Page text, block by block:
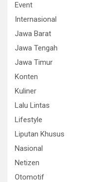
Event
Internasional
Jawa Barat
Jawa Tengah
Jawa Timur
Konten
Kuliner
Lalu Lintas
Lifestyle
Liputan Khusus
Nasional
Netizen
Otomotif